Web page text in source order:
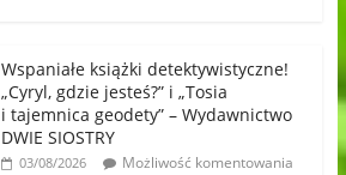
Wspaniałe książki detektywistyczne!
„Cyryl, gdzie jesteś?” i „Tosia
i tajemnica geodety” – Wydawnictwo
DWIE SIOSTRY
03/08/2026
Możliwość komentowania